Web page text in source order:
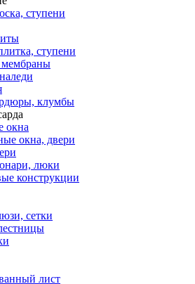
ступени
ступени
клумбы
окна
окна, двери
люки
конструкции
сетки
лист